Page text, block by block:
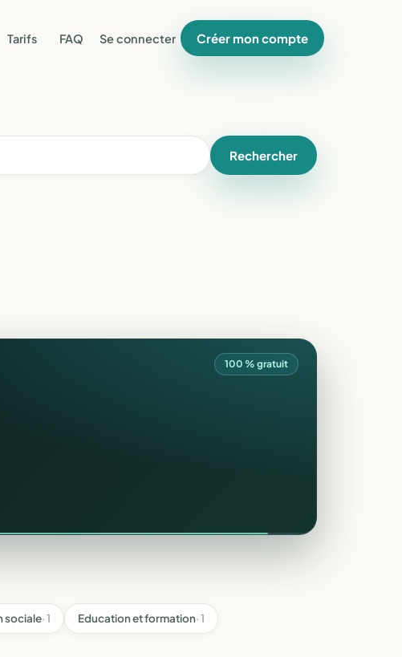
Tarifs FAQ Se connecter Créer mon compte
Rechercher
100 % gratuit
sociale· 1 Education et formation· 1